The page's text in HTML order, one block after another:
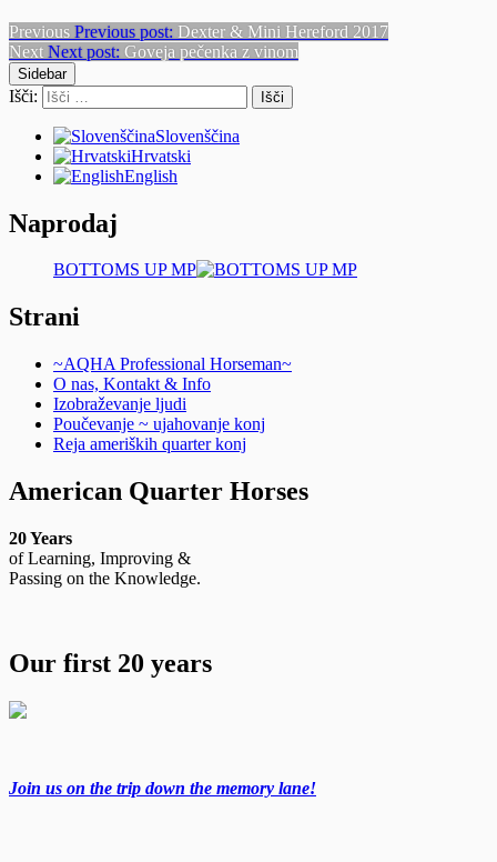
Previous Previous post: Dexter & Mini Hereford 2017
Next Next post: Goveja pečenka z vinom
Sidebar
Išči:
Slovenščina
Hrvatski
English
Naprodaj
BOTTOMS UP MP
Strani
~AQHA Professional Horseman~
O nas, Kontakt & Info
Izobraževanje ljudi
Poučevanje ~ ujahovanje konj
Reja ameriških quarter konj
American Quarter Horses
20 Years
of Learning, Improving &
Passing on the Knowledge.
Our first 20 years
Join us on the trip down the memory lane!